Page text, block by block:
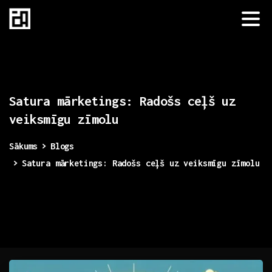
Satura mārketings: Radošs ceļš uz
veiksmīgu zīmolu
Sākums
Blogs
Satura mārketings: Radošs ceļš uz veiksmīgu zīmolu